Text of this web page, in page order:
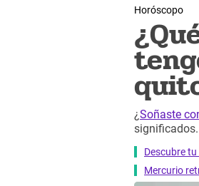
Horóscopo
¿Soñaste
significados.
Descubre
Mercurio